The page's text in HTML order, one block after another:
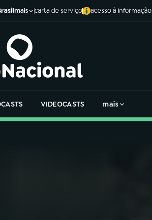
mais carta de serviço acesso à informação
VIDEOCASTS mais